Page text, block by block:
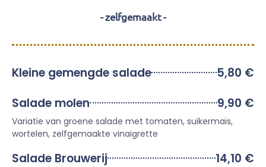
- zelfgemaakt -
Kleine gemengde salade
5,80 €
Salade molen
9,90 €
Variatie van groene salade met tomaten, suikermaïs,
wortelen, zelfgemaakte vinaigrette
Salade Brouwerij 14,10 €